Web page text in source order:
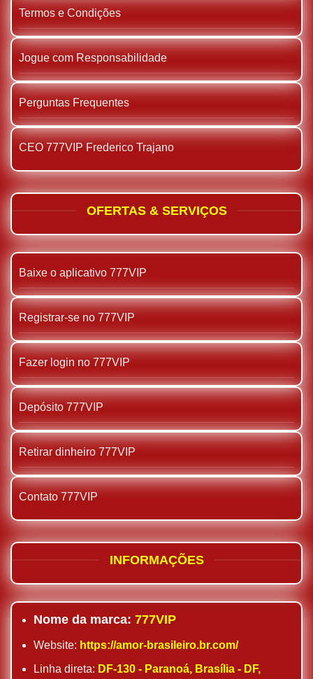
Termos e Condições
Jogue com Responsabilidade
Perguntas Frequentes
CEO 777VIP Frederico Trajano
OFERTAS & SERVIÇOS
Baixe o aplicativo 777VIP
Registrar-se no 777VIP
Fazer login no 777VIP
Depósito 777VIP
Retirar dinheiro 777VIP
Contato 777VIP
INFORMAÇÕES
Nome da marca: 777VIP
Website: https://amor-brasileiro.br.com/
Linha direta: DF-130 - Paranoá, Brasília - DF,